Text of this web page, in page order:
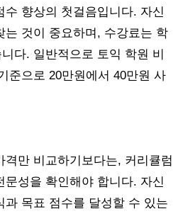
수 향상의 첫걸음입니다. 자신
는 것이 중요하며, 수강료는 학
다. 일반적으로 토익 학원 비
준으로 20만원에서 40만원 사
격만 비교하기보다는, 커리큘럼
문성을 확인해야 합니다. 자신
과 목표 점수를 달성할 수 있는